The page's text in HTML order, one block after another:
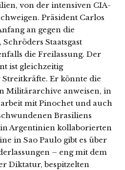
von der intensiven CIA-
Präsident Carlos
an gegen die
Staatsgast
die Freilassung. Der
ist gleichzeitig
Er könnte die
Militärarchive anweisen, in
mit Pinochet und auch
Brasiliens
Argentinien kollaborierten
in Sao Paulo gibt es über
– eng mit dem
Diktatur, bespitzelten